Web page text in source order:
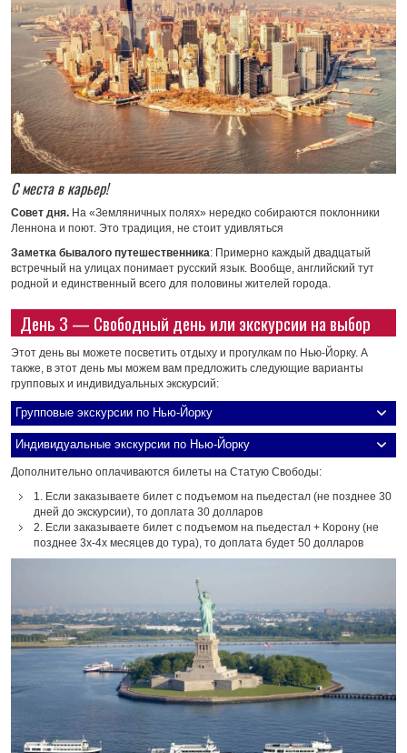
С места в карьер!
Совет дня. На «Земляничных полях» нередко собираются поклонники
Леннона и поют. Это традиция, не стоит удивляться
Заметка бывалого путешественника: Примерно каждый двадцатый
встречный на улицах понимает русский язык. Вообще, английский тут
родной и единственный всего для половины жителей города.
День 3 — Свободный день или экскурсии на выбор
Этот день вы можете посветить отдыху и прогулкам по Нью-Йорку. А
также, в этот день мы можем вам предложить следующие варианты
групповых и индивидуальных экскурсий:
Групповые экскурсии по Нью-Йорку
Индивидуальные экскурсии по Нью-Йорку
Дополнительно оплачиваются билеты на Статую Свободы:
1. Если заказываете билет с подъемом на пьедестал (не позднее 30
дней до экскурсии), то доплата 30 долларов
2. Если заказываете билет с подъемом на пьедестал + Корону (не
позднее 3х-4х месяцев до тура), то доплата будет 50 долларов